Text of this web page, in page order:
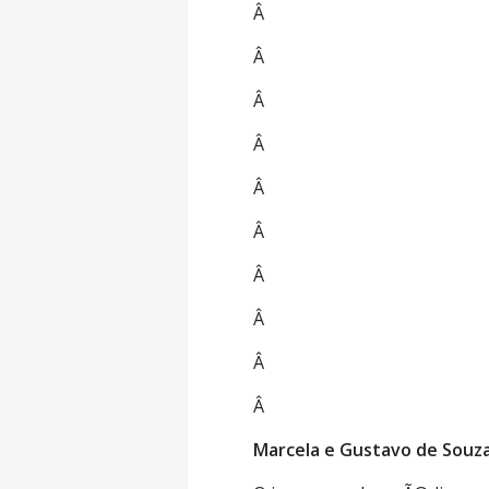
Â
Â
Â
Â
Â
Â
Â
Â
Â
Â
Marcela e Gustavo de